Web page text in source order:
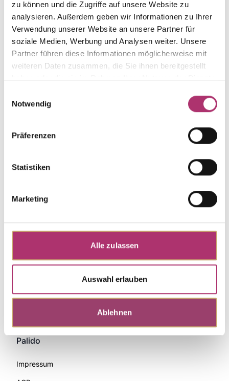
zu können und die Zugriffe auf unsere Website zu
analysieren. Außerdem geben wir Informationen zu Ihrer
Verwendung unserer Website an unsere Partner für
soziale Medien, Werbung und Analysen weiter. Unsere
Partner führen diese Informationen möglicherweise mit
weiteren Daten zusammen, die Sie ihnen bereitgestellt
haben oder die sie im Rahmen Ihrer Nutzung der Dienste
Notwendig
Präferenzen
Statistiken
Marketing
Alle zulassen
Auswahl erlauben
Ablehnen
750
Gelbgold
Größe
Steinfarbe
weiß
Steinart
Diamant
Stein
Brill.
Palido
Impressum